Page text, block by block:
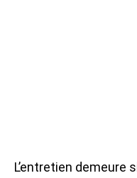
L’entretien demeure